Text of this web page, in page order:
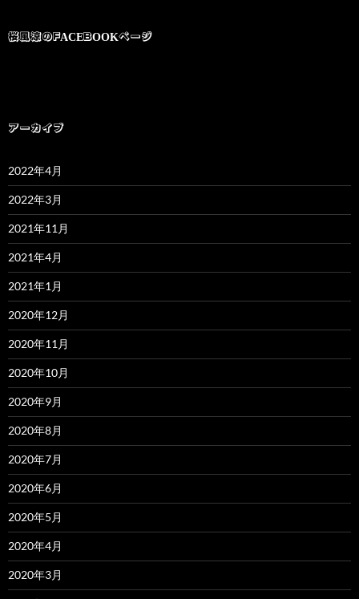
桜風涼のFACEBOOKページ
アーカイブ
2022年4月
2022年3月
2021年11月
2021年4月
2021年1月
2020年12月
2020年11月
2020年10月
2020年9月
2020年8月
2020年7月
2020年6月
2020年5月
2020年4月
2020年3月